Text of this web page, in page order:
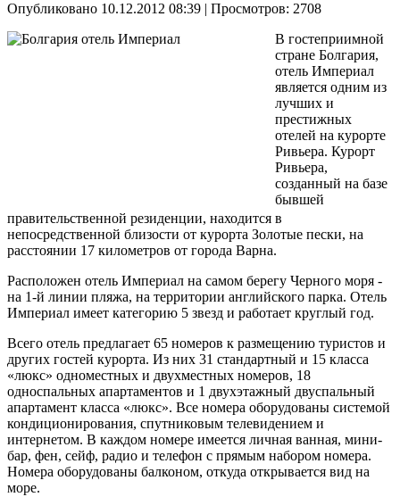
Опубликовано 10.12.2012 08:39 | Просмотров: 2708
В гостеприимной
стране Болгария,
отель Империал
является одним из
лучших и
престижных
отелей на курорте
Ривьера. Курорт
Ривьера,
созданный на базе
бывшей
правительственной резиденции, находится в
непосредственной близости от курорта Золотые пески, на
расстоянии 17 километров от города Варна.
Расположен отель Империал на самом берегу Черного моря -
на 1-й линии пляжа, на территории английского парка. Отель
Империал имеет категорию 5 звезд и работает круглый год.
Всего отель предлагает 65 номеров к размещению туристов и
других гостей курорта. Из них 31 стандартный и 15 класса
«люкс» одноместных и двухместных номеров, 18
односпальных апартаментов и 1 двухэтажный двуспальный
апартамент класса «люкс». Все номера оборудованы системой
кондиционирования, спутниковым телевидением и
интернетом. В каждом номере имеется личная ванная, мини-
бар, фен, сейф, радио и телефон с прямым набором номера.
Номера оборудованы балконом, откуда открывается вид на
море.